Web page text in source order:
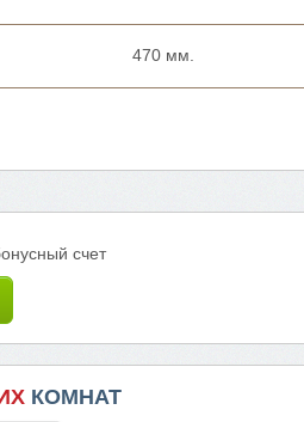
470 мм.
счет
КОМНАТ